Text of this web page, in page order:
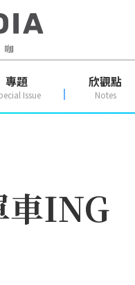
專題
Issue
欣觀點
Notes
車ING